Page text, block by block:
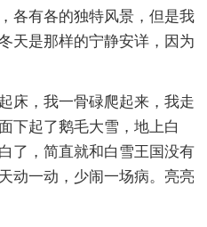
各有各的独特风景，但是我
天是那样的宁静安详，因为
床，我一骨碌爬起来，我走
下起了鹅毛大雪，地上白
了，简直就和白雪王国没有
动一动，少闹一场病。亮亮